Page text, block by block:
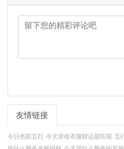
友情链接
今日色彩五行 今天穿啥衣服财运最旺呢 五